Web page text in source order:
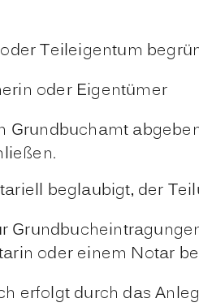
Teileigentum
oder Eigentümer
Grundbuchamt
beglaubigt, der
oder einem Notar
erfolgt durch das